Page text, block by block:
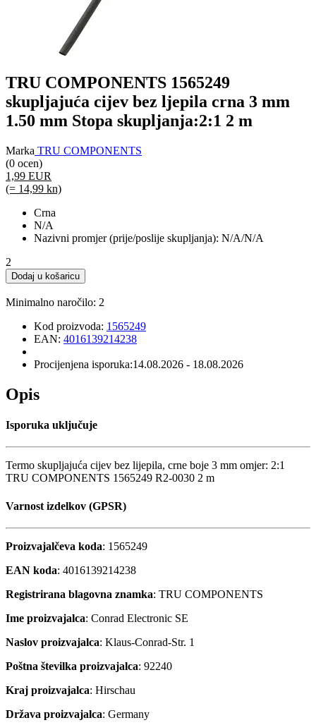
TRU COMPONENTS 1565249
skupljajuća cijev bez ljepila crna 3 mm
1.50 mm Stopa skupljanja:2:1 2 m
Marka TRU COMPONENTS
(0 ocen)
1,99 EUR
(= 14,99 kn)
Crna
N/A
Nazivni promjer (prije/poslije skupljanja): N/A/N/A
2
Dodaj u košaricu
Minimalno naročilo: 2
Kod proizvoda: 1565249
EAN: 4016139214238
Procijenjena isporuka:14.08.2026 - 18.08.2026
Opis
Isporuka uključuje
Termo skupljajuća cijev bez lijepila, crne boje 3 mm omjer: 2:1
TRU COMPONENTS 1565249 R2-0030 2 m
Varnost izdelkov (GPSR)
Proizvajalčeva koda: 1565249
EAN koda: 4016139214238
Registrirana blagovna znamka: TRU COMPONENTS
Ime proizvajalca: Conrad Electronic SE
Naslov proizvajalca: Klaus-Conrad-Str. 1
Poštna številka proizvajalca: 92240
Kraj proizvajalca: Hirschau
Država proizvajalca: Germany